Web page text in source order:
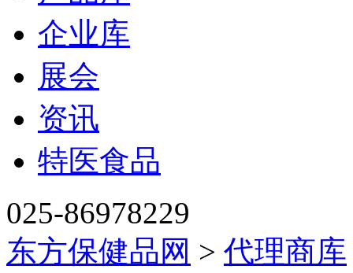
企业库
展会
资讯
特医食品
025-86978229
东方保健品网 > 代理商库